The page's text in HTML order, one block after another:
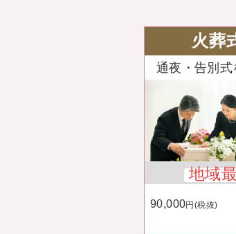
火葬
通夜・告別
地域
90,000円(税抜)